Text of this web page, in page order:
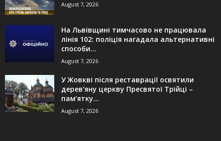
August 7, 2026
На Львівщині тимчасово не працювала
лінія 102: поліція нагадала альтернативні
способи...
August 7, 2026
У Жовкві після реставрації освятили
дерев’яну церкву Пресвятої Трійці –
пам’ятку...
August 7, 2026